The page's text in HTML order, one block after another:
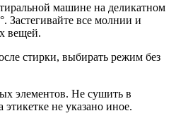
машине на деликатном
Застегивайте все молнии и
вещей.
стирки, выбирать режим без
элементов. Не сушить в
не указано иное.